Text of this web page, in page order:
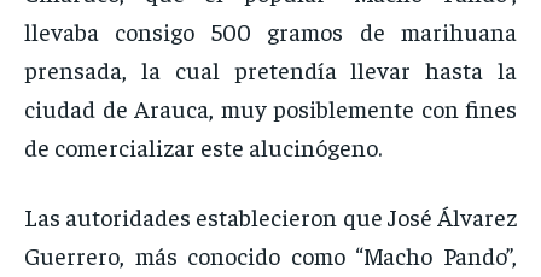
llevaba consigo 500 gramos de marihuana
prensada, la cual pretendía llevar hasta la
ciudad de Arauca, muy posiblemente con fines
de comercializar este alucinógeno.
Las autoridades establecieron que José Álvarez
Guerrero, más conocido como “Macho Pando”,